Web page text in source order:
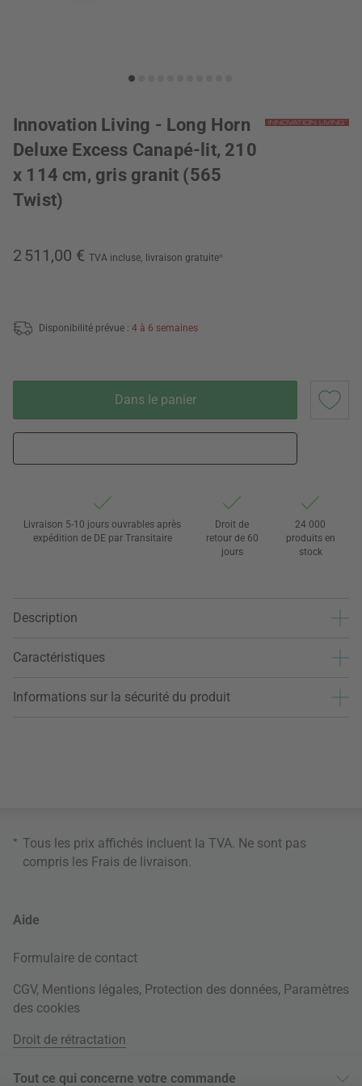
Innovation Living - Long Horn
Deluxe Excess Canapé-lit, 210
x 114 cm, gris granit (565
Twist)
2 511,00 € TVA incluse, livraison gratuite*
Disponibilité prévue : 4 à 6 semaines
Dans le panier
Livraison 5-10 jours ouvrables après
expédition de DE par Transitaire
Droit de
retour de 60
jours
24 000
produits en
stock
Description
Caractéristiques
Informations sur la sécurité du produit
* Tous les prix affichés incluent la TVA. Ne sont pas
compris les Frais de livraison
Aide
Formulaire de contact
CGV, Mentions légales, Protection des données, Paramètres
des cookies
Droit de rétractation
Tout ce qui concerne votre commande